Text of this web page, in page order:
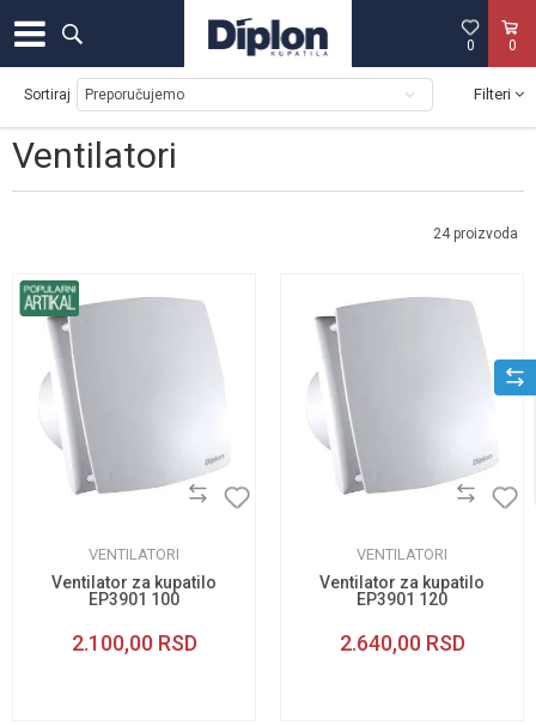
0
0
Ventilatori
Sortiraj Filteri
24proizvoda
VENTILATORI
Ventilator za kupatilo
EP3901 100
2.100,00 RSD
VENTILATORI
Ventilator za kupatilo
EP3901 120
2.640,00 RSD